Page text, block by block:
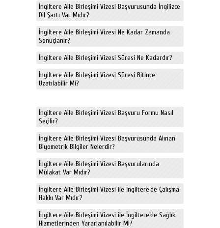
İngiltere Aile Birleşimi Vizesi Başvurusunda İngilizce
Dil Şartı Var Mıdır?
İngiltere Aile Birleşimi Vizesi Ne Kadar Zamanda
Sonuçlanır?
İngiltere Aile Birleşimi Vizesi Süresi Ne Kadardır?
İngiltere Aile Birleşimi Vizesi Süresi Bitince
Uzatılabilir Mi?
İngiltere Aile Birleşimi Vizesi Başvuru Formu Nasıl
Seçilir?
İngiltere Aile Birleşimi Vizesi Başvurusunda Alınan
Biyometrik Bilgiler Nelerdir?
İngiltere Aile Birleşimi Vizesi Başvurularında
Mülakat Var Mıdır?
İngiltere Aile Birleşimi Vizesi ile İngiltere’de Çalışma
Hakkı Var Mıdır?
İngiltere Aile Birleşimi Vizesi ile İngiltere’de Sağlık
Hizmetlerinden Yararlanılabilir Mi?